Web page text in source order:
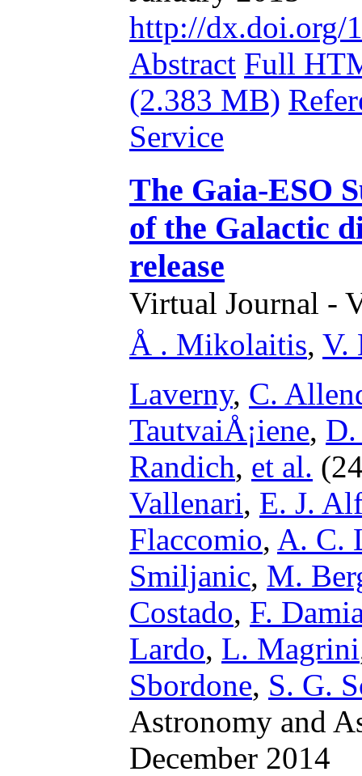
http://dx.doi.org/
Abstract Full
(2.383 MB)
Service
The Gaia-ESO
of the Galactic
release
Virtual Journal -
Å . Mikolaitis, V.
Laverny, C.
TautvaiÅ¡iene,
Randich, et al.
Vallenari, E. J.
Flaccomio, A. C.
Smiljanic, M.
Costado, F.
Lardo, L. Magrini
Sbordone, S. G.
Astronomy and
December 2014